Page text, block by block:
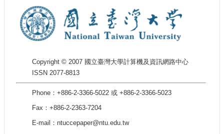
Copyright © 2007 國立臺灣大學計算機及資訊網路中心
ISSN 2077-8813
Phone：+886-2-3366-5022 或 +886-2-3366-5023
Fax：+886-2-2363-7204
E-mail：ntuccepaper@ntu.edu.tw